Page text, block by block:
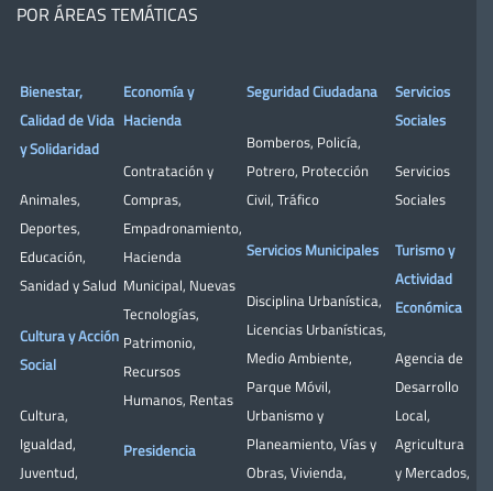
POR ÁREAS TEMÁTICAS
Bienestar,
Calidad de Vida
y Solidaridad
Animales,
Deportes,
Educación,
Sanidad y Salud
Cultura y Acción
Social
Cultura,
Igualdad,
Juventud,
Economía y
Hacienda
Contratación y
Compras,
Empadronamiento,
Hacienda
Municipal, Nuevas
Tecnologías,
Patrimonio,
Recursos
Humanos, Rentas
Presidencia
Seguridad Ciudadana
Bomberos, Policía,
Potrero, Protección
Civil, Tráfico
Servicios Municipales
Disciplina Urbanística,
Licencias Urbanísticas,
Medio Ambiente,
Parque Móvil,
Urbanismo y
Planeamiento, Vías y
Obras, Vivienda,
Servicios
Sociales
Servicios
Sociales
Turismo y
Actividad
Económica
Agencia de
Desarrollo
Local,
Agricultura
y Mercados,